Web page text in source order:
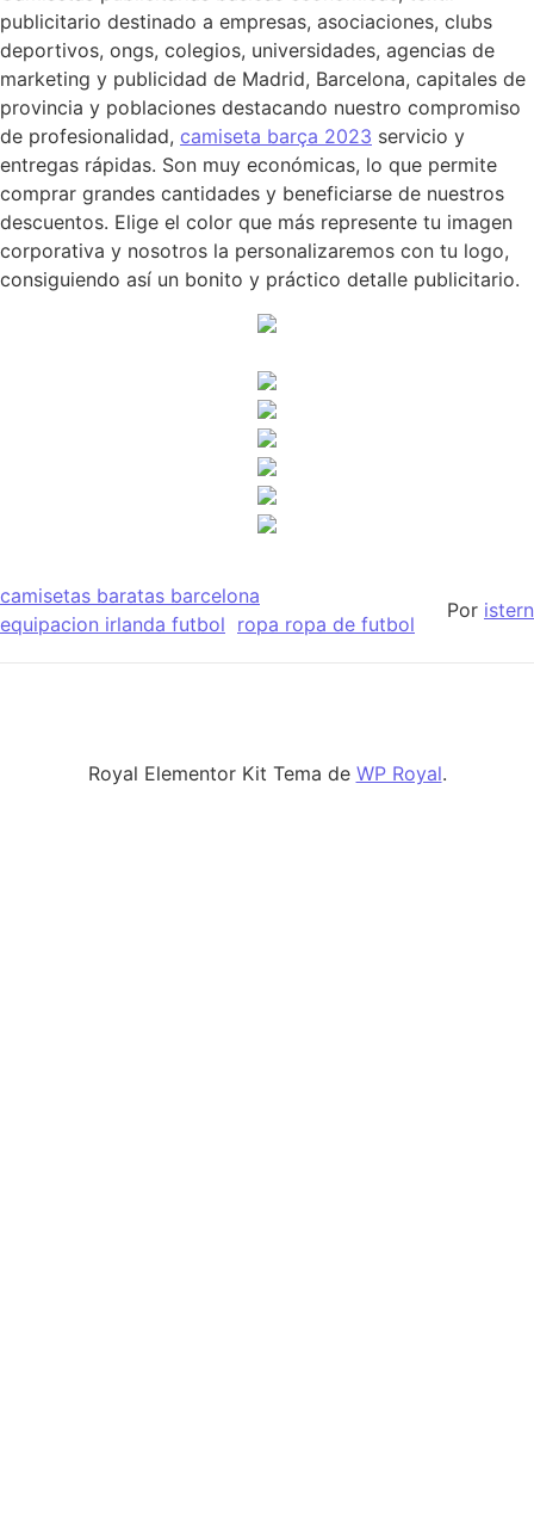
publicitario destinado a empresas, asociaciones, clubs
deportivos, ongs, colegios, universidades, agencias de
marketing y publicidad de Madrid, Barcelona, capitales de
provincia y poblaciones destacando nuestro compromiso
de profesionalidad, camiseta barça 2023 servicio y
entregas rápidas. Son muy económicas, lo que permite
comprar grandes cantidades y beneficiarse de nuestros
descuentos. Elige el color que más represente tu imagen
corporativa y nosotros la personalizaremos con tu logo,
consiguiendo así un bonito y práctico detalle publicitario.
camisetas baratas barcelona
equipacion irlanda futbol ropa ropa de futbol
Por istern
Royal Elementor Kit Tema de WP Royal.